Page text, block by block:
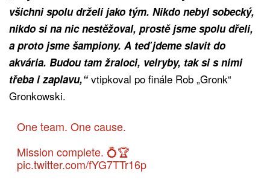
všichni spolu drželi jako tým. Nikdo nebyl sobecký,
nikdo si na nic nestěžoval, prostě jsme spolu dřeli,
a proto jsme šampiony. A teď jdeme slavit do
akvária. Budou tam žraloci, velryby, tak si s nimi
třeba i zaplavu,“vtipkoval po finále Rob „Gronk“
Gronkowski.
One team. One cause.
Mission complete. 💍🏆
pic.twitter.com/fYG7TTr16p